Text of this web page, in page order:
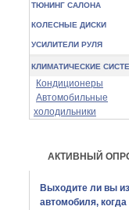
ТЮНИНГ САЛОНА
КОЛЕСНЫЕ ДИСКИ
УСИЛИТЕЛИ РУЛЯ
КЛИМАТИЧЕСКИЕ
Кондиционеры
Автомобильные
холодильники
АКТИВНЫЙ
Выходите ли вы из
автомобиля, когда